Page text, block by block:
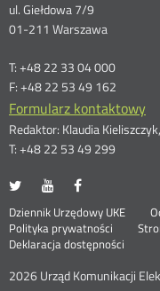
kontaktowe
ul. Giełdowa 7/9
01-211 Warszawa
T: +48 22 33 04 000
F: +48 22 53 49 162
Formularz kontaktowy
Redaktor: Klaudia Kieliszczyk,
T: +48 22 53 49 299
UKE
portalu
Twitter
Otwórz
nowym
oknie
UKE
portalu
Youtube
Otwórz
nowym
oknie
portalu
Facebook
nowym
oknie
Stopka
menu
Dziennik Urzędowy UKE
Polityka prywatności
Otwórz
w
oknie
Deklaracja dostępności
2026 Urząd Komunikacji